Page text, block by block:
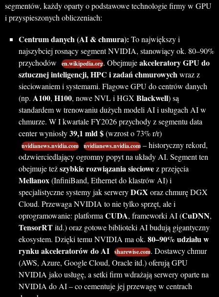
segmentów, każdy oparty o podstawowe technologie firmy w GPU
i przyspieszonych obliczeniach:
Centrum danych (AI & chmura): To największy i
najszybciej rosnący segment NVIDIA, stanowiący ok. 80–90%
przychodów
en.wikipedia.org. Obejmujeakceleratory GPU do
sztucznej inteligencji, HPC i zadań chmurowychwraz z
sieciowaniem i systemami. Flagowe GPU do centrów danych
(np. A100, H100, nowe NVL i HGX Blackwell) są
standardem w trenowaniu dużych modeli AI i usługach AI w
chmurze. W I kwartale FY2026 przychody z segmentu data
center wyniosły39,1 mld $(wzrost o 73% r/r)
nvidianews.nvidia.com nvidianews.nvidia.com – historyczny rekord,
odzwierciedlający ogromny popyt na układy AI. Segment ten
obejmuje teższybkie rozwiązania sieciowez przejęcia
Mellanox(InfiniBand, Ethernet do klastrów AI) i
specjalistyczne systemy jak serweryDGX oraz chmurę DGX
Cloud. Przewaga NVIDIA to nie tylko sprzęt, ale i
oprogramowanie: platformaCUDA, frameworki AI (CuDNN,
TensorRTitd.) oraz gotowe biblioteki AI budują gigantyczny
ekosystem. Dzięki temu NVIDIA ma ok. 80–90% udziału w
rynku akceleratorów do AI sharewise.com. Dostawcy chmur
(AWS, Azure, Google Cloud, Oracle itd.) oferują GPU
NVIDIA jako usługę, a setki firm wdrażają serwery oparte na
NVIDIA do AI – co cementuje jej przewagę w centrach